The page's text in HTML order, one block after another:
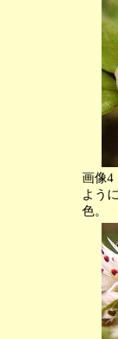
画像4
よう
色。